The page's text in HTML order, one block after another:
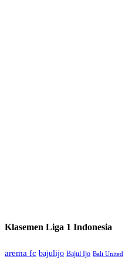
Klasemen Liga 1 Indonesia
arema fc bajulijo Bajul Ijo Bali United